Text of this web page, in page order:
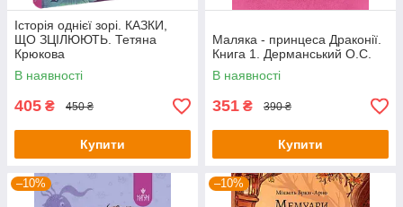
Історія однієї зорі. КАЗКИ,
ЩО ЗЦІЛЮЮТЬ. Тетяна
Крюкова
В наявності
405 ₴ 450 ₴
Купити
Маляка - принцеса Драконії.
Книга 1. Дерманський О.С.
В наявності
351 ₴ 390 ₴
Купити
–10% –10%